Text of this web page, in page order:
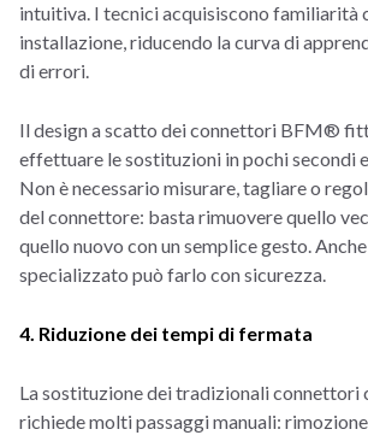
intuitiva. I tecnici acquisiscono familiarità
installazione, riducendo la curva di
di errori.
Il design a scatto dei connettori BFM®
effettuare le sostituzioni in pochi secondi
Non è necessario misurare, tagliare o
del connettore: basta rimuovere quello
quello nuovo con un semplice gesto.
specializzato può farlo con sicurezza.
4. Riduzione dei tempi di fermata
La sostituzione dei tradizionali connettori
richiede molti passaggi manuali: